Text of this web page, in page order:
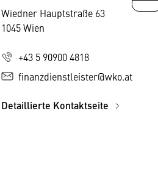
Wiedner Hauptstraße 63
1045 Wien
+43 5 90900 4818
finanzdienstleister@wko.at
Detaillierte Kontaktseite